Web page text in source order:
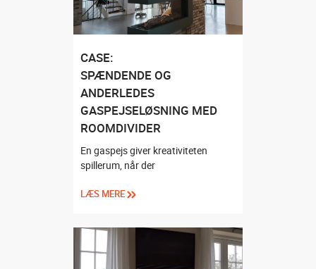
CASE:
SPÆNDENDE OG
ANDERLEDES
GASPEJSELØSNING MED
ROOMDIVIDER
En gaspejs giver kreativiteten
spillerum, når der
LÆS MERE